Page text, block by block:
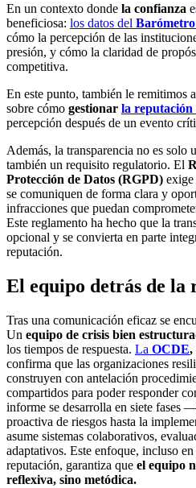
En un contexto donde la confianza
beneficiosa: los datos del
cómo la percepción de las
presión, y cómo la claridad de
competitiva.
En este punto, también le remitimos
sobre cómo gestionar la reputación
percepción después de un evento
Además, la transparencia no es solo
también un requisito regulatorio. El
Protección de Datos (RGPD) exige
se comuniquen de forma clara y
infracciones que puedan
Este reglamento ha hecho que la
opcional y se convierta en parte
reputación.
El equipo detrás de la
Tras una comunicación eficaz se
Un equipo de crisis bien
los tiempos de respuesta. La OCDE,
confirma que las organizaciones
construyen con antelación
compartidos para poder responder
informe se desarrolla en siete fases
proactiva de riesgos hasta la
asume sistemas colaborativos,
adaptativos. Este enfoque, incluso
reputación, garantiza que el equipo
reflexiva, sino metódica.